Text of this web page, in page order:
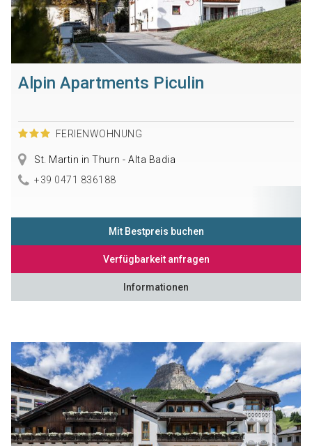
Alpin Apartments Piculin
FERIENWOHNUNG
St. Martin in Thurn - Alta Badia
+39 0471 836188
Mit Bestpreis buchen
Verfügbarkeit anfragen
Informationen